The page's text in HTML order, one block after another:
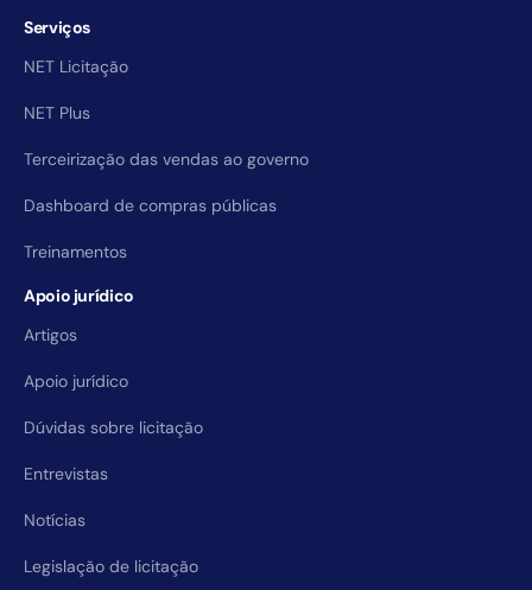
Serviços
NET Licitação
NET Plus
Terceirização das vendas ao governo
Dashboard de compras públicas
Treinamentos
Apoio jurídico
Artigos
Apoio jurídico
Dúvidas sobre licitação
Entrevistas
Notícias
Legislação de licitação